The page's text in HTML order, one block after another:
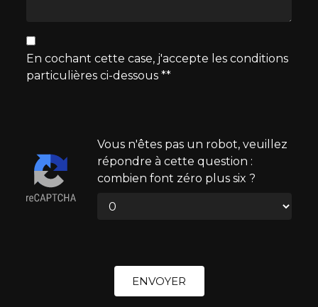
En cochant cette case, j'accepte les conditions
particulières ci-dessous **
Vous n'êtes pas un robot, veuillez
répondre à cette question :
combien font zéro plus six ?
ENVOYER